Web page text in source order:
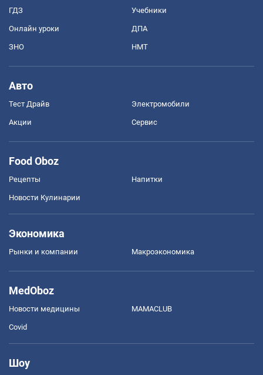
ГДЗ Учебники
Онлайн уроки ДПА
ЗНО НМТ
Авто
Тест Драйв Электромобили
Акции Сервис
Food Oboz
Рецепты Напитки
Новости Кулинарии
Экономика
Рынки и компании Mакроэкономика
MedOboz
Новости медицины MAMACLUB
Covid
Шоу